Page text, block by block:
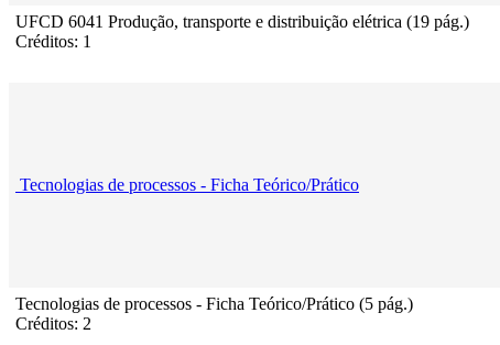
UFCD 6041 Produção, transporte e distribuição elétrica (19 pág.)
Créditos: 1
Tecnologias de processos - Ficha Teórico/Prático
Tecnologias de processos - Ficha Teórico/Prático (5 pág.)
Créditos: 2